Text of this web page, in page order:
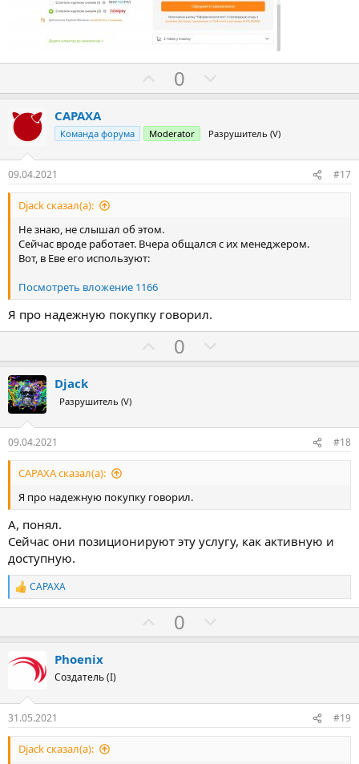
а
0
р
т
и
CAPAXA
Команда форума Moderator Разрушитель (V)
09.04.2021 #17
Djack сказал(а):
Не знаю, не слышал об этом.
Сейчас вроде работает. Вчера общался с их менеджером.
Вот, в Еве его используют:
Посмотреть вложение 1166
Я про надежную покупку говорил.
а
0
р
и
Djack
Разрушитель (V)
09.04.2021 #18
CAPAXA сказал(а):
Я про надежную покупку говорил.
А, понял.
Сейчас они позиционируют эту услугу, как активную и
доступную.
Р
е
и
и
CAPAXA
а
0
р
и
Phoenix
Создатель (I)
31.05.2021 #19
Djack сказал(а):